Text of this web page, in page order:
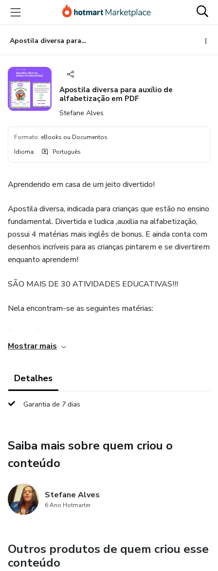
para
conteúdo
principal
para
pagamento
para
rodapé
Apostila diversa para auxílio de alfabetização em PDF
Apostila diversa para auxílio de
alfabetização em PDF
Stefane Alves
Formato: eBooks ou Documentos
Idioma: Português
Aprendendo em casa de um jeito divertido!
Apostila diversa, indicada para crianças que estão no ensino
fundamental. Divertida e ludica ,auxilia na alfabetização,
possui 4 matérias mais inglês de bonus. E ainda conta com
desenhos incríveis para as crianças pintarem e se divertirem
enquanto aprendem!
SÃO MAIS DE 30 ATIVIDADES EDUCATIVAS!!!
Nela encontram-se as seguintes matérias:
Biologia
Ciências
entrar em contato!
Mostrar mais
Detalhes
Garantia de 7 dias
Saiba mais sobre quem criou o
conteúdo
Stefane Alves
6 Ano Hotmarter
Outros produtos de quem criou esse
conteúdo